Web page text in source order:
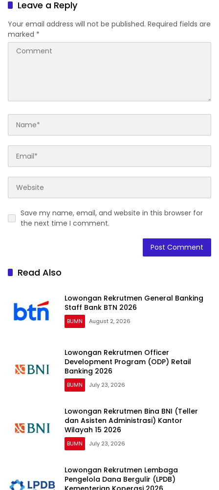
Leave a Reply
Your email address will not be published. Required fields are
marked *
Save my name, email, and website in this browser for
the next time I comment.
Read Also
Lowongan Rekrutmen General Banking
Staff Bank BTN 2026
BUMN August 2, 2026
Lowongan Rekrutmen Officer
Development Program (ODP) Retail
Banking 2026
BUMN July 23, 2026
Lowongan Rekrutmen Bina BNI (Teller
dan Asisten Administrasi) Kantor
Wilayah 15 2026
BUMN July 23, 2026
Lowongan Rekrutmen Lembaga
Pengelola Dana Bergulir (LPDB)